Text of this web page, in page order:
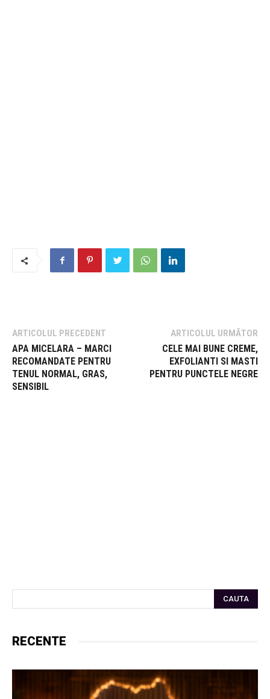
ARTICOLUL PRECEDENT
APA MICELARA – MARCI
RECOMANDATE PENTRU
TENUL NORMAL, GRAS,
SENSIBIL
ARTICOLUL URMĂTOR
CELE MAI BUNE CREME,
EXFOLIANTI SI MASTI
PENTRU PUNCTELE NEGRE
CAUTA
RECENTE